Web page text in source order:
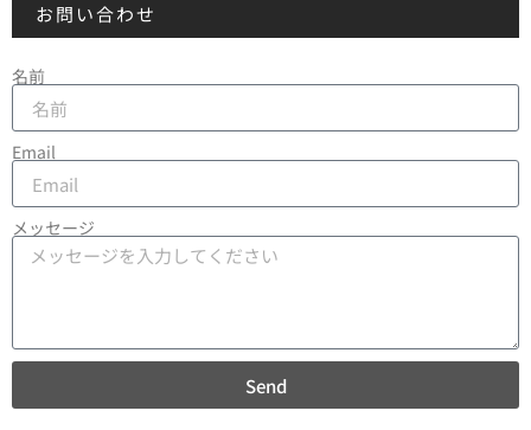
お問い合わせ
名前
Email
メッセージ
Send